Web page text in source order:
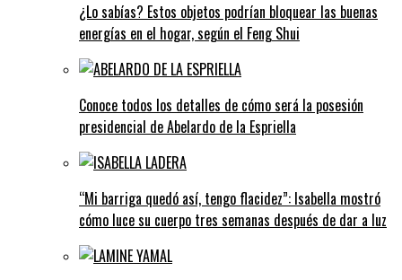
¿Lo sabías? Estos objetos podrían bloquear las buenas
energías en el hogar, según el Feng Shui
Conoce todos los detalles de cómo será la posesión
presidencial de Abelardo de la Espriella
“Mi barriga quedó así, tengo flacidez”: Isabella mostró
cómo luce su cuerpo tres semanas después de dar a luz